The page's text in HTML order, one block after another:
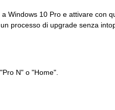
a Windows 10 Pro e attivare con
processo di upgrade senza
N" o "Home".